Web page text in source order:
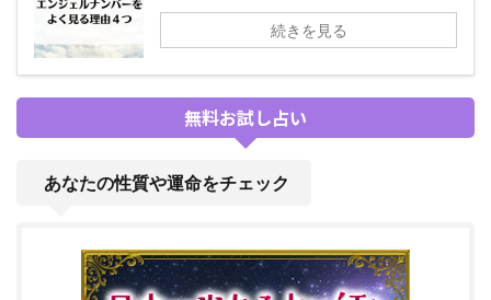
続きを見る
無料お試し占い
あなたの性質や運命をチェック